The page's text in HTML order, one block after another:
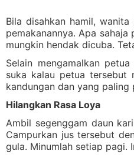
Bila disahkan hamil,
pemakanannya. Apa
mungkin hendak dicuba.
Selain mengamalkan
suka kalau petua tersebut
kandungan dan yang
Hilangkan Rasa Loya
Ambil segenggam daun
Campurkan jus tersebut
gula. Minumlah setiap pagi.